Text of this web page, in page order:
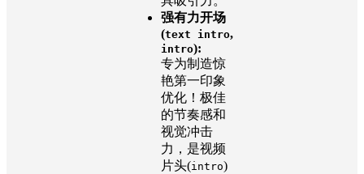
强有力开场
(text intro,
intro):
专为制造惊
艳第一印象
优化！极佳
的节奏感和
视觉冲击
力，是视频
片头(intro)